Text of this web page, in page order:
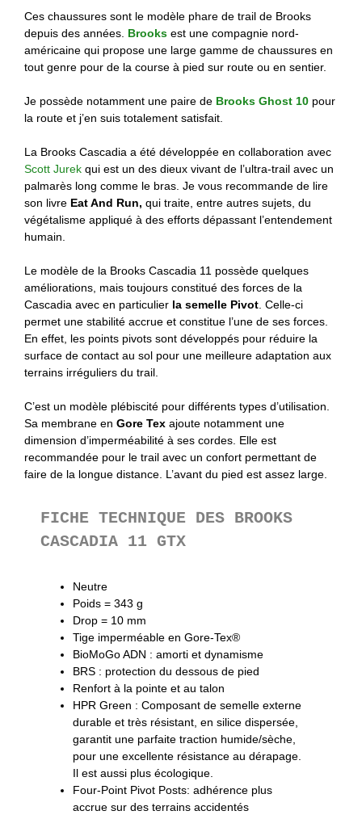
Ces chaussures sont le modèle phare de trail de Brooks
depuis des années. Brooks est une compagnie nord-
américaine qui propose une large gamme de chaussures en
tout genre pour de la course à pied sur route ou en sentier.
Je possède notamment une paire de Brooks Ghost 10 pour
la route et j’en suis totalement satisfait.
La Brooks Cascadia a été développée en collaboration avec
Scott Jurek qui est un des dieux vivant de l’ultra-trail avec un
palmarès long comme le bras. Je vous recommande de lire
son livre Eat And Run, qui traite, entre autres sujets, du
végétalisme appliqué à des efforts dépassant l’entendement
humain.
Le modèle de la Brooks Cascadia 11 possède quelques
améliorations, mais toujours constitué des forces de la
Cascadia avec en particulier la semelle Pivot . Celle-ci
permet une stabilité accrue et constitue l’une de ses forces.
En effet, les points pivots sont développés pour réduire la
surface de contact au sol pour une meilleure adaptation aux
terrains irréguliers du trail.
C’est un modèle plébiscité pour différents types d’utilisation.
Sa membrane en Gore Tex ajoute notamment une
dimension d’imperméabilité à ses cordes. Elle est
recommandée pour le trail avec un confort permettant de
faire de la longue distance. L’avant du pied est assez large.
FICHE TECHNIQUE DES BROOKS
CASCADIA 11 GTX
Neutre
Poids = 343 g
Drop = 10 mm
Tige imperméable en Gore-Tex®
BioMoGo ADN : amorti et dynamisme
BRS : protection du dessous de pied
Renfort à la pointe et au talon
HPR Green : Composant de semelle externe
durable et très résistant, en silice dispersée,
garantit une parfaite traction humide/sèche,
pour une excellente résistance au dérapage.
Il est aussi plus écologique.
Four-Point Pivot Posts: adhérence plus
accrue sur des terrains accidentés